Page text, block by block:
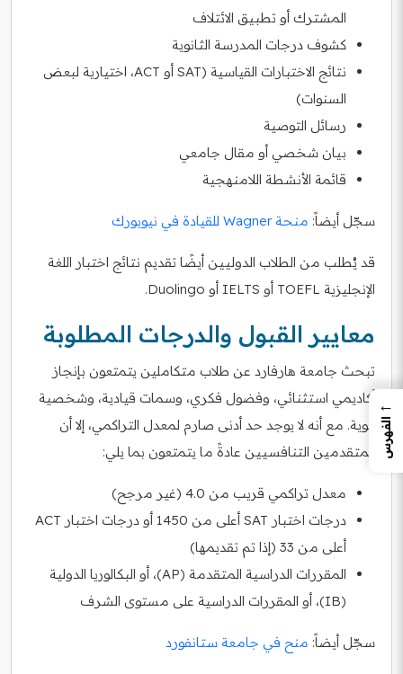
المشترك أو تطبيق الائتلاف
كشوف درجات المدرسة الثانوية
نتائج الاختبارات القياسية (SAT أو ACT، اختيارية لبعض
السنوات)
رسائل التوصية
بيان شخصي أو مقال جامعي
قائمة الأنشطة اللامنهجية
سجّل أيضاً: منحة Wagner للقيادة في نيويورك
قد يُطلب من الطلاب الدوليين أيضًا تقديم نتائج اختبار اللغة
الإنجليزية TOEFL أو IELTS أو Duolingo.
معايير القبول والدرجات المطلوبة
تبحث جامعة هارفارد عن طلاب متكاملين يتمتعون بإنجاز
أكاديمي استثنائي، وفضول فكري، وسمات قيادية، وشخصية
قوية. مع أنه لا يوجد حد أدنى صارم لمعدل التراكمي، إلا أن
المتقدمين التنافسيين عادةً ما يتمتعون بما يلي:
معدل تراكمي قريب من 4.0 (غير مرجح)
درجات اختبار SAT أعلى من 1450 أو درجات اختبار ACT
أعلى من 33 (إذا تم تقديمها)
المقررات الدراسية المتقدمة (AP)، أو البكالوريا الدولية
(IB)، أو المقررات الدراسية على مستوى الشرف
سجّل أيضاً: منح في جامعة ستانفورد
←
الفهرس